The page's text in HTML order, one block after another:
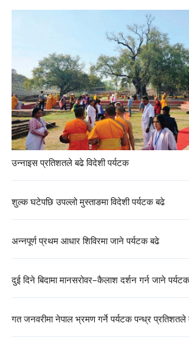
उन्नाइस प्रतिशतले बढे विदेशी पर्यटक
शुल्क घटेपछि उपल्लो मुस्ताङमा विदेशी पर्यटक बढे
अन्नपूर्ण प्रथम आधार शिविरमा जाने पर्यटक बढे
दुई दिने बिदामा मानसरोवर–कैलाश दर्शन गर्न जाने
गत जनवरीमा नेपाल भ्रमण गर्ने पर्यटक पन्ध्र प्रतिशतले